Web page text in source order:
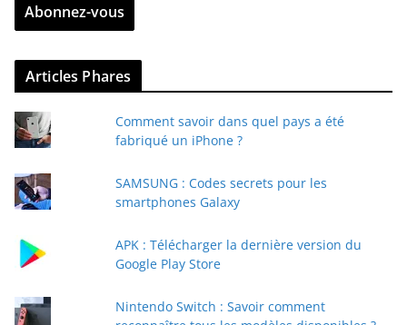
z
v
r
e
e
-
a
Abonnez-vous
Articles Phares
Comment savoir dans quel pays a été
fabriqué un iPhone ?
SAMSUNG : Codes secrets pour les
smartphones Galaxy
APK : Télécharger la dernière version du
Google Play Store
Nintendo Switch : Savoir comment